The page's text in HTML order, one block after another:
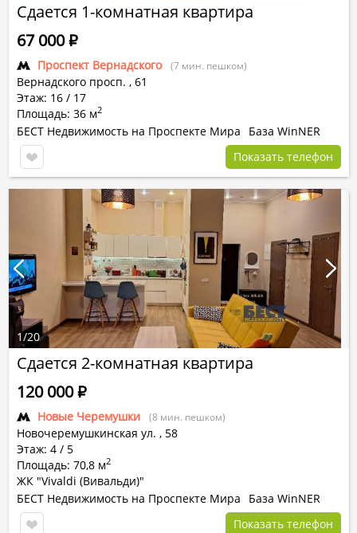
Сдается 1-комнатная квартира
Проспект Вернадского (7 мин. пешком)
Вернадского просп. , 61
Этаж: 16 / 17
Площадь: 36 м2
67 000Р
БЕСТ Недвижимость на Проспекте Мира
База WinNER
Показать телефон
Сдается 2-комнатная квартира
Новые Черемушки (8 мин. пешком)
Новочеремушкинская ул. , 58
Этаж: 4 / 5
Площадь: 70,8 м2
ЖК "Vivaldi (Вивальди)"
120 000Р
БЕСТ Недвижимость на Проспекте Мира
База WinNER
Показать телефон
1/20